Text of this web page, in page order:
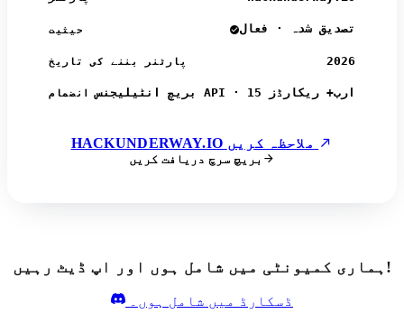
حیثیت تصدیق شدہ · فعال
پارٹنر بننے کی تاریخ 2026
انضمام بریچ انٹیلیجنس API · 15 ارب+ ریکارڈز
بریچ سرچ دریافت کریں
ہماری کمیونٹی میں شامل ہوں اور اپ ڈیٹ رہیں!
ڈسکارڈ میں شامل ہوں۔